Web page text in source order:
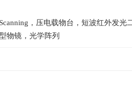
，压电载物台，短波红外发光
物镜，光学阵列